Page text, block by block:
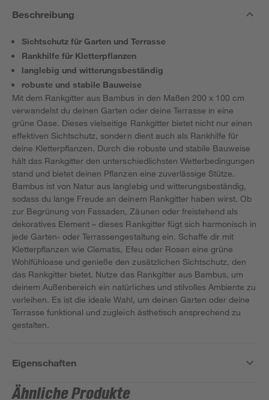
Beschreibung
Sichtschutz für Garten und Terrasse
Rankhilfe für Kletterpflanzen
langlebig und witterungsbeständig
robuste und stabile Bauweise
Mit dem Rankgitter aus Bambus in den Maßen 200 x 100 cm
verwandelst du deinen Garten oder deine Terrasse in eine
grüne Oase. Dieses vielseitige Rankgitter bietet nicht nur einen
effektiven Sichtschutz, sondern dient auch als Rankhilfe für
deine Kletterpflanzen. Durch die robuste und stabile Bauweise
hält das Rankgitter den unterschiedlichsten Wetterbedingungen
stand und bietet deinen Pflanzen eine zuverlässige Stütze.
Bambus ist von Natur aus langlebig und witterungsbeständig,
sodass du lange Freude an deinem Rankgitter haben wirst. Ob
zur Begrünung von Fassaden, Zäunen oder freistehend als
dekoratives Element – dieses Rankgitter fügt sich harmonisch in
jede Garten- oder Terrassengestaltung ein. Schaffe dir mit
Kletterpflanzen wie Clematis, Efeu oder Rosen eine grüne
Wohlfühloase und genieße den zusätzlichen Sichtschutz, den
das Rankgitter bietet. Nutze das Rankgitter aus Bambus, um
deinem Außenbereich ein natürliches und stilvolles Ambiente zu
verleihen. Es ist die ideale Wahl, um deinen Garten oder deine
Terrasse funktional und zugleich ästhetisch ansprechend zu
gestalten.
Eigenschaften
Ähnliche Produkte